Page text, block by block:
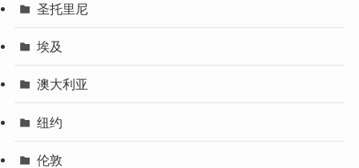
圣托里尼
埃及
澳大利亚
纽约
伦敦